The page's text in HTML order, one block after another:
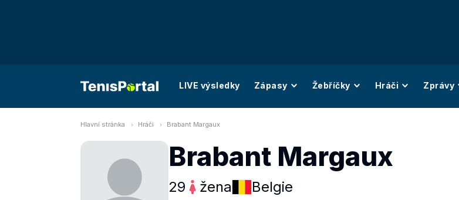
LIVE výsledky Zápasy Žebříčky Hráči Zprávy
Hlavní stránka Hráči Brabant Margaux
Brabant Margaux
29 žena Belgie